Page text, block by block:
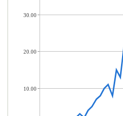
30.00
20.00
10.00